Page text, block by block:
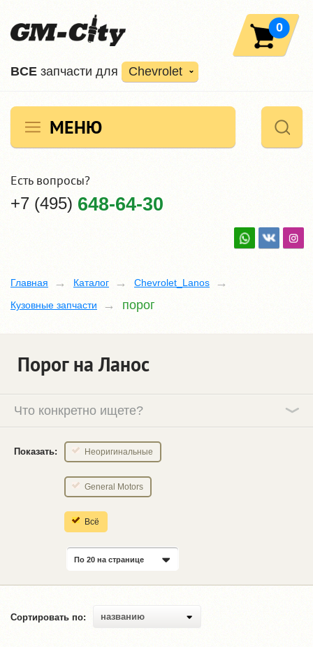
ВCE запчасти для Chevrolet
0
МЕНЮ
Есть вопросы?
+7 (495) 648-64-30
Главная Каталог
Chevrolet_Lanos
Кузовные запчасти
порог
Порог на Ланос
Что конкретно ищете?
Показать: Неоригинальные
General Motors
Всё
По 20 на странице
Сортировать по: названию